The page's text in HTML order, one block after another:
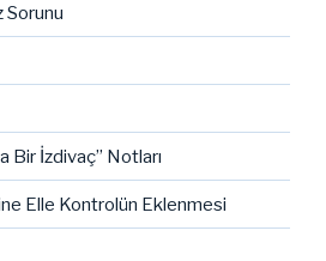
Sorunu
Bir İzdivaç” Notları
Elle Kontrolün Eklenmesi